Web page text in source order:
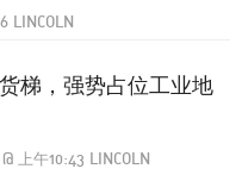
LINCOLN
梯，强势占位工业地
@ 上午10:43 LINCOLN